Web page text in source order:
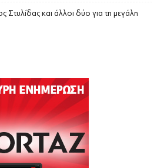
και άλλοι δύο για τη μεγάλη